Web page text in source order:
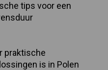
tips voor een
praktische
is in Polen